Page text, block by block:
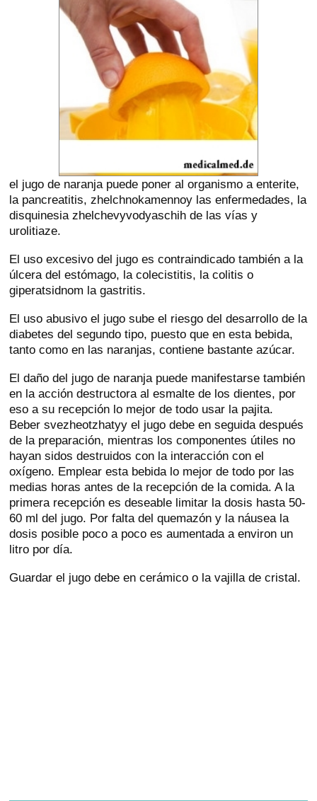
el jugo de naranja puede poner al organismo a enterite,
la pancreatitis, zhelchnokamennoy las enfermedades, la
disquinesia zhelchevyvodyaschih de las vías y
urolitiaze.
El uso excesivo del jugo es contraindicado también a la
úlcera del estómago, la colecistitis, la colitis o
giperatsidnom la gastritis.
El uso abusivo el jugo sube el riesgo del desarrollo de la
diabetes del segundo tipo, puesto que en esta bebida,
tanto como en las naranjas, contiene bastante azúcar.
El daño del jugo de naranja puede manifestarse también
en la acción destructora al esmalte de los dientes, por
eso a su recepción lo mejor de todo usar la pajita.
Beber svezheotzhatyy el jugo debe en seguida después
de la preparación, mientras los componentes útiles no
hayan sidos destruidos con la interacción con el
oxígeno. Emplear esta bebida lo mejor de todo por las
medias horas antes de la recepción de la comida. A la
primera recepción es deseable limitar la dosis hasta 50-
60 ml del jugo. Por falta del quemazón y la náusea la
dosis posible poco a poco es aumentada a environ un
litro por día.
Guardar el jugo debe en cerámico o la vajilla de cristal.